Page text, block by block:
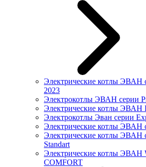
Электрические котлы ЭВАН
2023
Электрокотлы ЭВАН серии
Электрические котлы ЭВАН
Электрокотлы Эван серии
Электрические котлы ЭВАН
Электрические котлы ЭВАН
Standart
Электрические котлы ЭВАН
COMFORT